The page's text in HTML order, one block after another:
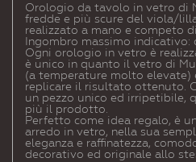
Orologio da tavolo in vetro di
fredde e più scure del viola/
realizzato a mano e competo
Ingombro massimo indicativo:
Ogni orologio in vetro è
è unico in quanto il vetro di
(a temperature molto elevate)
replicare il risultato ottenuto.
un pezzo unico ed irripetibile,
più il prodotto.
Perfetto come idea regalo, è
arredo in vetro, nella sua
eleganza e raffinatezza,
decorativo ed originale allo